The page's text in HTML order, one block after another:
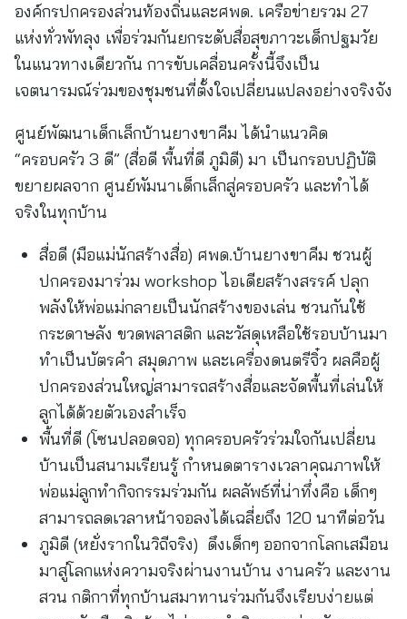
องค์กรปกครองส่วนท้องถิ่นและศพด. เครือข่ายรวม 27
แห่งทั่วพัทลุง เพื่อร่วมกันยกระดับสื่อสุขภาวะเด็กปฐมวัย
ในแนวทางเดียวกัน การขับเคลื่อนครั้งนี้จึงเป็น
เจตนารมณ์ร่วมของชุมชนที่ตั้งใจเปลี่ยนแปลงอย่างจริงจัง
ศูนย์พัฒนาเด็กเล็กบ้านยางขาคีม ได้นำแนวคิด
“ครอบครัว 3 ดี” (สื่อดี พื้นที่ดี ภูมิดี) มา เป็นกรอบปฏิบัติ
ขยายผลจาก ศูนย์พัมนาเด็กเล็กสู่ครอบครัว และทำได้
จริงในทุกบ้าน
สื่อดี (มือแม่นักสร้างสื่อ) ศพด.บ้านยางขาคีม ชวนผู้
ปกครองมาร่วม workshop ไอเดียสร้างสรรค์ ปลุก
พลังให้พ่อแม่กลายเป็นนักสร้างของเล่น ชวนกันใช้
กระดาษลัง ขวดพลาสติก และวัสดุเหลือใช้รอบบ้านมา
ทำเป็นบัตรคำ สมุดภาพ และเครื่องดนตรีจิ๋ว ผลคือผู้
ปกครองส่วนใหญ่สามารถสร้างสื่อและจัดพื้นที่เล่นให้
ลูกได้ด้วยตัวเองสำเร็จ
พื้นที่ดี (โซนปลอดจอ) ทุกครอบครัวร่วมใจกันเปลี่ยน
บ้านเป็นสนามเรียนรู้ กำหนดตารางเวลาคุณภาพให้
พ่อแม่ลูกทำกิจกรรมร่วมกัน ผลลัพธ์ที่น่าทึ่งคือ เด็กๆ
สามารถลดเวลาหน้าจอลงได้เฉลี่ยถึง 120 นาทีต่อวัน
ภูมิดี (หยั่งรากในวิถีจริง) ดึงเด็กๆ ออกจากโลกเสมือน
มาสู่โลกแห่งความจริงผ่านงานบ้าน งานครัว และงาน
สวน กติกาที่ทุกบ้านสมาทานร่วมกันจึงเรียบง่ายแต่